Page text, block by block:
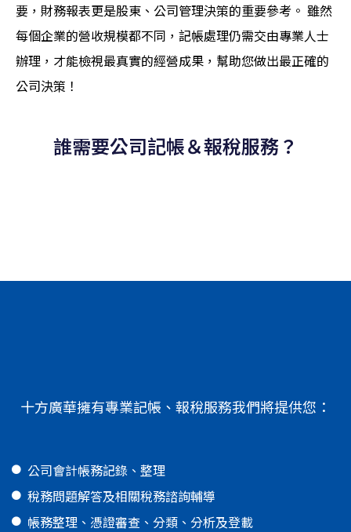
要，財務報表更是股東、公司管理決策的重要參考。 雖然
每個企業的營收規模都不同，記帳處理仍需交由專業人士
辦理，才能檢視最真實的經營成果，幫助您做出最正確的
公司決策！
誰需要公司記帳＆報稅服務？​
十方廣華擁有專業記帳、報稅服務我們將提供您：
公司會計帳務記錄、整理
稅務問題解答及相關稅務諮詢輔導
帳務整理、憑證審查、分類、分析及登載